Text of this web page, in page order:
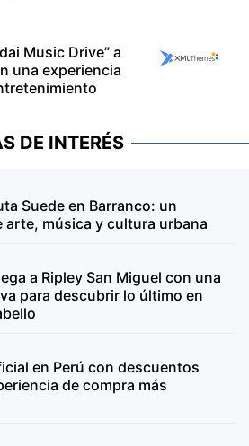
Music Drive” a
una experiencia
DE INTERÉS
Suede en Barranco: un
música y cultura urbana
a Ripley San Miguel con una
para descubrir lo último en
en Perú con descuentos
de compra más